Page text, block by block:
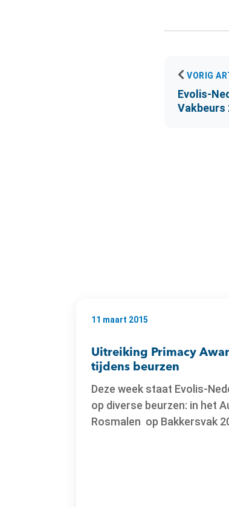
VORIG
Evolis-
Vakbeurs
11 maart 2015
Uitreiking Primacy
tijdens beurzen
Deze week staat Evolis-
op diverse beurzen: in het
Rosmalen op Bakkersvak